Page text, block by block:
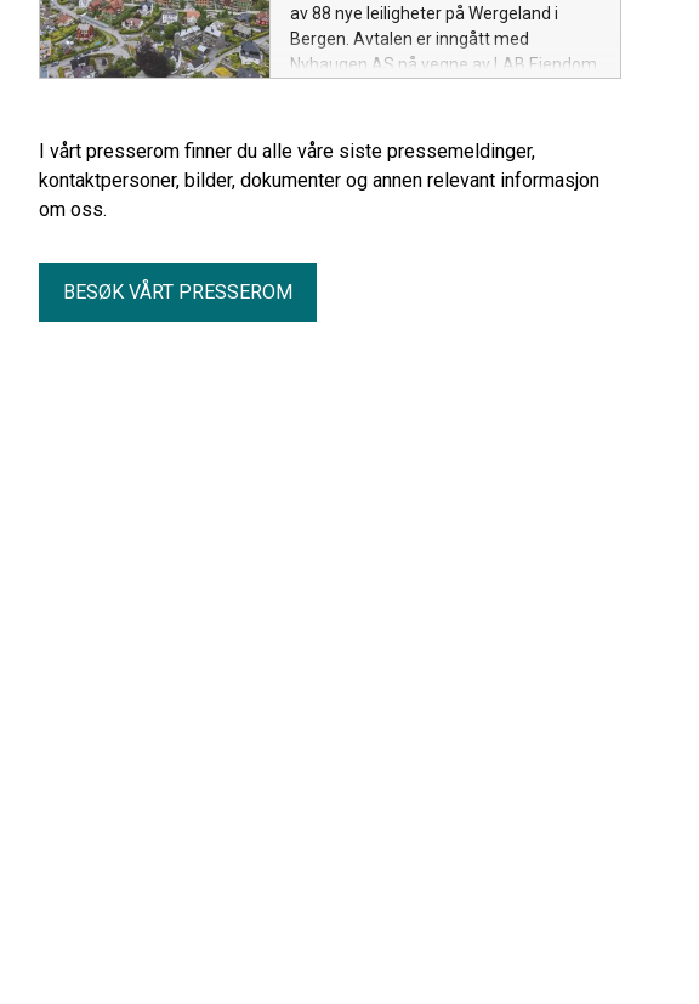
av 88 nye leiligheter på Wergeland i
Bergen. Avtalen er inngått med
Nyhaugen AS på vegne av LAB Eiendom
MNOK 390 ekskl. mva.
I vårt presserom finner du alle våre siste pressemeldinger,
kontaktpersoner, bilder, dokumenter og annen relevant informasjon
om oss.
BESØK VÅRT PRESSEROM